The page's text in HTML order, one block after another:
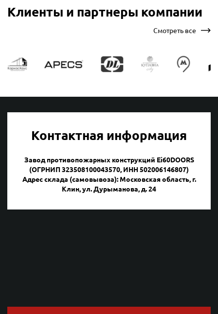
Клиенты и партнеры компании
Смотреть все
Контактная информация
Завод противопожарных конструкций Ei60DOORS
(ОГРНИП 323508100043570, ИНН 502006146807)
Адрес склада (самовывоза): Московская область, г.
Клин, ул. Дурыманова, д. 24